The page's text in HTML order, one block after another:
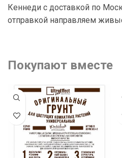
Кеннеди с доставкой по
отправкой направляем
Покупают вместе